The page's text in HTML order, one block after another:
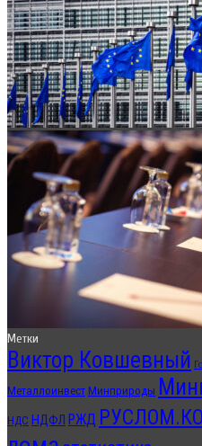
Метки
Виктор Ковшевный
Металлоинвест Минприроды
НДС НДФЛ РЖД